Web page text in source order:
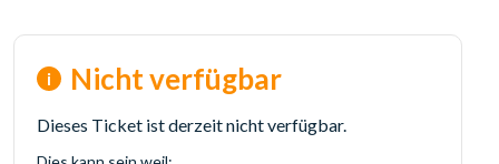
Nicht verfügbar
Dieses Ticket ist derzeit nicht verfügbar.